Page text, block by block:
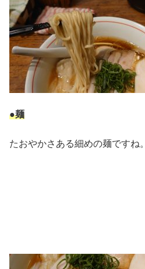
●麺
たおやかさある細めの麺ですね。